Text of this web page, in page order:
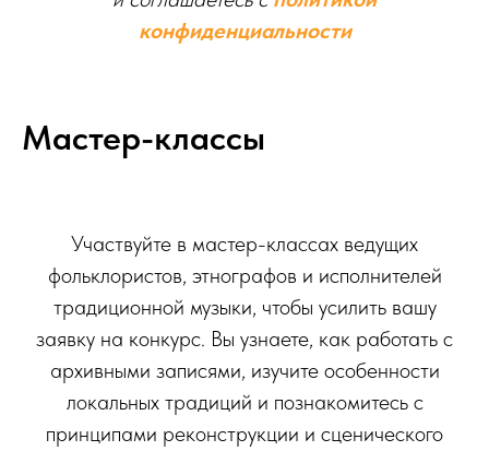
конфиденциальности
Мастер-классы
Участвуйте в мастер-классах ведущих
фольклористов, этнографов и исполнителей
традиционной музыки, чтобы усилить вашу
заявку на конкурс. Вы узнаете, как работать с
архивными записями, изучите особенности
локальных традиций и познакомитесь с
принципами реконструкции и сценического